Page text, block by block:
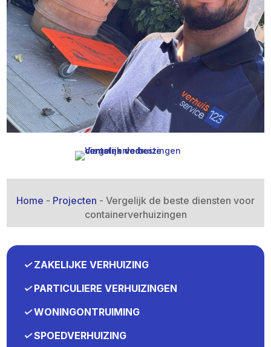
Home - Projecten - Vergelijk de beste diensten voor
containerverhuizingen
✓ZAKELIJKE VERHUIZING
✓PARTICULIERE VERHUIZINGEN
✓WONINGONTRUIMING
✓SPOEDVERHUIZING